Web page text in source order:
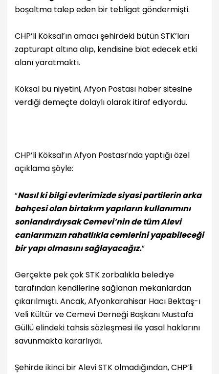
boşaltma talep eden bir tebligat göndermişti.
CHP’li Köksal’ın amacı şehirdeki bütün STK’ları
zapturapt altına alıp, kendisine biat edecek etki
alanı yaratmaktı.
Köksal bu niyetini, Afyon Postası haber sitesine
verdiği demeçte dolaylı olarak itiraf ediyordu.
CHP’li Köksal’ın Afyon Postası’nda yaptığı özel
açıklama şöyle:
“Nasıl ki bilgi evlerimizde siyasi partilerin arka
bahçesi olan birtakım yapıların kullanımını
sonlandırdıysak Cemevi’nin de tüm Alevi
canlarımızın rahatlıkla cemlerini yapabileceği
bir yapı olmasını sağlayacağız.”
Gerçekte pek çok STK zorbalıkla belediye
tarafından kendilerine sağlanan mekanlardan
çıkarılmıştı. Ancak, Afyonkarahisar Hacı Bektaş-ı
Veli Kültür ve Cemevi Derneği Başkanı Mustafa
Güllüelindeki tahsis sözleşmesi ile yasal haklarını
savunmakta kararlıydı.
Şehirde ikinci bir Alevi STK olmadığından, CHP’li